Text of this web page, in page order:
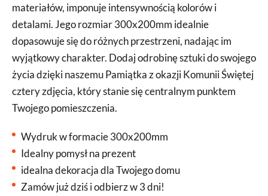
materiałów, imponuje intensywnością kolorów i
detalami. Jego rozmiar 300x200mm idealnie
dopasowuje się do różnych przestrzeni, nadając im
wyjątkowy charakter. Dodaj odrobinę sztuki do swojego
życia dzięki naszemu Pamiątka z okazji Komunii Świętej
cztery zdjęcia, który stanie się centralnym punktem
Twojego pomieszczenia.
Wydruk w formacie 300x200mm
Idealny pomysł na prezent
idealna dekoracja dla Twojego domu
Zamów już dziś i odbierz w 3 dni!